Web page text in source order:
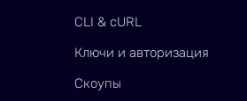
CLI & cURL
Ключи и авторизация
Скоупы